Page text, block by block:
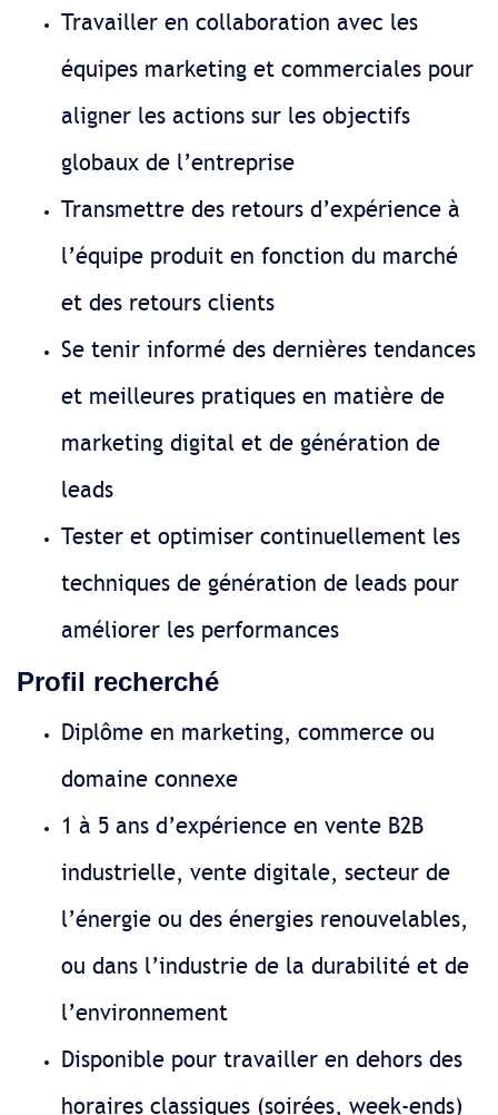
Travailler en collaboration avec les
équipes marketing et commerciales pour
aligner les actions sur les objectifs
globaux de l’entreprise
Transmettre des retours d’expérience à
l’équipe produit en fonction du marché
et des retours clients
Se tenir informé des dernières tendances
et meilleures pratiques en matière de
marketing digital et de génération de
leads
Tester et optimiser continuellement les
techniques de génération de leads pour
améliorer les performances
Profil recherché
Diplôme en marketing, commerce ou
domaine connexe
1 à 5 ans d’expérience en vente B2B
industrielle, vente digitale, secteur de
l’énergie ou des énergies renouvelables,
ou dans l’industrie de la durabilité et de
l’environnement
Disponible pour travailler en dehors des
horaires classiques (soirées, week-ends)